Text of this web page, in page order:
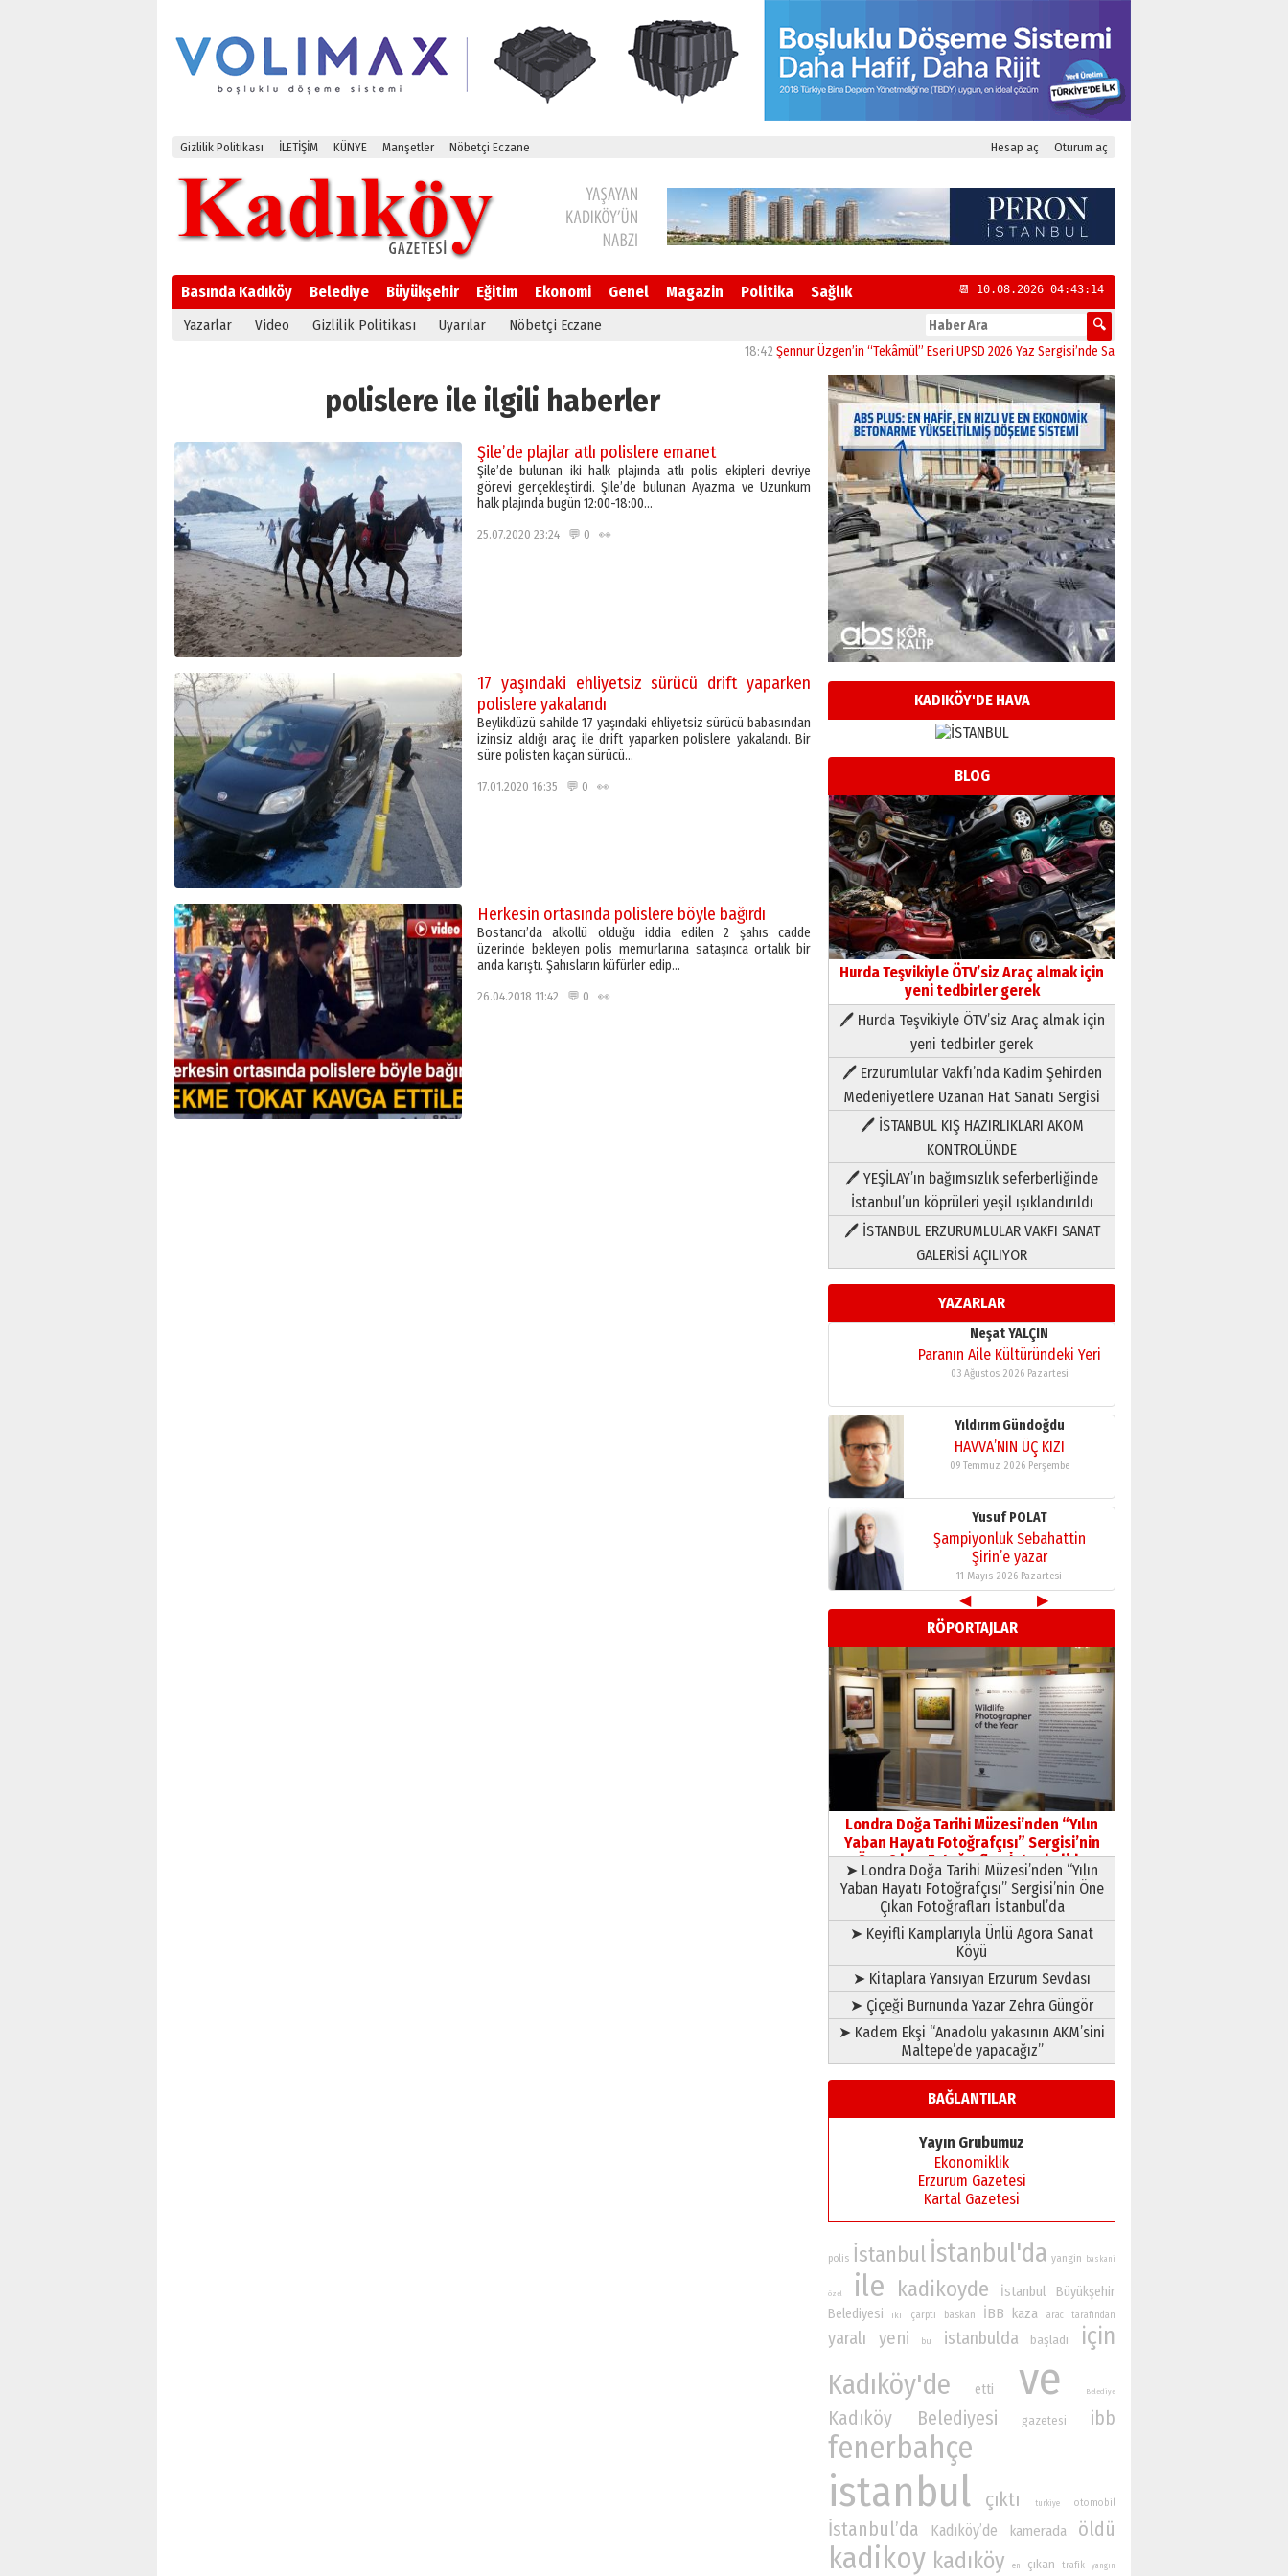
Gizlilik Politikası İLETİŞİM KÜNYE Manşetler Nöbetçi Eczane Hesap aç Oturum aç
Basında Kadıköy Belediye Büyükşehir Eğitim Ekonomi Genel Magazin Politika Sağlık 📆 10.08.2026 04:43:15
Yazarlar Video Gizlilik Politikası Uyarılar Nöbetçi Eczane
Şennur Üzgen’in “Tekâmül” Eseri UPSD 2026 Yaz Sergisi’nde Sanatseverlerle Buluştu
polislere ile ilgili haberler
Şile’de plajlar atlı polislere emanet
Şile’de bulunan iki halk plajında atlı polis ekipleri devriye
görevi gerçekleştirdi. Şile’de bulunan Ayazma ve Uzunkum
halk plajında bugün 12:00-18:00…
25.07.2020 23:24 💬 0 👀
17 yaşındaki ehliyetsiz sürücü drift yaparken
polislere yakalandı
Beylikdüzü sahilde 17 yaşındaki ehliyetsiz sürücü babasından
izinsiz aldığı araç ile drift yaparken polislere yakalandı. Bir
süre polisten kaçan sürücü…
17.01.2020 16:35 💬 0 👀
Herkesin ortasında polislere böyle bağırdı
Bostancı’da alkollü olduğu iddia edilen 2 şahıs cadde
üzerinde bekleyen polis memurlarına sataşınca ortalık bir
anda karıştı. Şahısların küfürler edip…
26.04.2018 11:42 💬 0 👀
KADIKÖY'DE HAVA
BLOG
Hurda Teşvikiyle ÖTV’siz Araç almak için
yeni tedbirler gerek
🖊 Hurda Teşvikiyle ÖTV’siz Araç almak için
yeni tedbirler gerek
🖊 Erzurumlular Vakfı’nda Kadim Şehirden
Medeniyetlere Uzanan Hat Sanatı Sergisi
🖊 İSTANBUL KIŞ HAZIRLIKLARI AKOM
KONTROLÜNDE
🖊 YEŞİLAY’ın bağımsızlık seferberliğinde
İstanbul’un köprüleri yeşil ışıklandırıldı
🖊 İSTANBUL ERZURUMLULAR VAKFI SANAT
GALERİSİ AÇILIYOR
YAZARLAR
Neşat YALÇIN
Paranın Aile Kültüründeki Yeri
03 Ağustos 2026 Pazartesi
Yıldırım Gündoğdu
HAVVA’NIN ÜÇ KIZI
09 Temmuz 2026 Perşembe
Yusuf POLAT
Şampiyonluk Sebahattin
Şirin’e yazar
11 Mayıs 2026 Pazartesi
Paranın Aile Kültüründeki Yeri
03 Ağustos 2026 Pazartesi
Yıldırım Gündoğdu
HAVVA’NIN ÜÇ KIZI
09 Temmuz 2026 Perşembe
Yusuf POLAT
Şampiyonluk Sebahattin
Şirin’e yazar
11 Mayıs 2026 Pazartesi
Neşat YALÇIN
Paranın Aile Kültüründeki Yeri
03 Ağustos 2026 Pazartesi
Yıldırım Gündoğdu
HAVVA’NIN ÜÇ KIZI
09 Temmuz 2026 Perşembe
Yusuf POLAT
Şampiyonluk Sebahattin
Şirin’e yazar
11 Mayıs 2026 Pazartesi
◀
▶
RÖPORTAJLAR
Londra Doğa Tarihi Müzesi’nden “Yılın
Yaban Hayatı Fotoğrafçısı” Sergisi’nin
Öne Çıkan Fotoğrafları İstanbul’da
➤ Londra Doğa Tarihi Müzesi’nden “Yılın
Yaban Hayatı Fotoğrafçısı” Sergisi’nin Öne
Çıkan Fotoğrafları İstanbul’da
➤ Keyifli Kamplarıyla Ünlü Agora Sanat
Köyü
➤ Kitaplara Yansıyan Erzurum Sevdası
➤ Çiçeği Burnunda Yazar Zehra Güngör
➤ Kadem Ekşi “Anadolu yakasının AKM’sini
Maltepe’de yapacağız”
BAĞLANTILAR
Yayın Grubumuz
Ekonomiklik
Erzurum Gazetesi
Kartal Gazetesi
polis İstanbul İstanbul'da yangin baskani
özel ile kadikoyde
İstanbul Büyükşehir
Belediyesi
iki çarptı baskan İBB kaza arac tarafından
yaralı yeni bu istanbulda başladı için
Kadıköy'de etti ve Belediye
Kadıköy Belediyesi gazetesi ibb
fenerbahçe
istanbul çıktı turkiye otomobil
İstanbul’da Kadıköy’de kamerada öldü
kadikoy kadıköy en çıkan trafik yangın